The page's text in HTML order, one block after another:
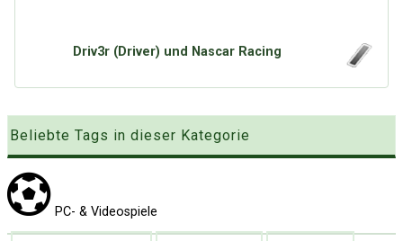
Zufallsartikel
Tagwolke
Driv3r (Driver) und Nascar Racing
Beliebte Tags in dieser Kategorie
PC- & Videospiele